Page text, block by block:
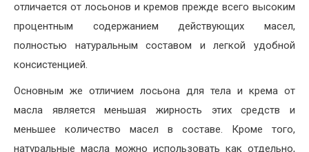
отличается от лосьонов и кремов прежде всего высоким
процентным содержанием действующих масел,
полностью натуральным составом и легкой удобной
консистенцией.
Основным же отличием лосьона для тела и крема от
масла является меньшая жирность этих средств и
меньшее количество масел в составе. Кроме того,
натуральные масла можно использовать как отдельно,